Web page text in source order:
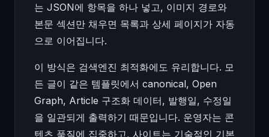
는 JSON에 항목을 하나 넣고, 이미지 경로와
본문 섹션만 채우면 목록과 상세 페이지가 자동
으로 이어집니다.
이 방식은 검색엔진 최적화에도 유리합니다. 모
든 글이 같은 템플릿에서 canonical, Open
Graph, Article 구조화 데이터, 발행일, 수정일
을 일관되게 출력하기 때문입니다. 운영자는 콘
텐츠 품질에 집중하고, 사이트는 기술적인 기본